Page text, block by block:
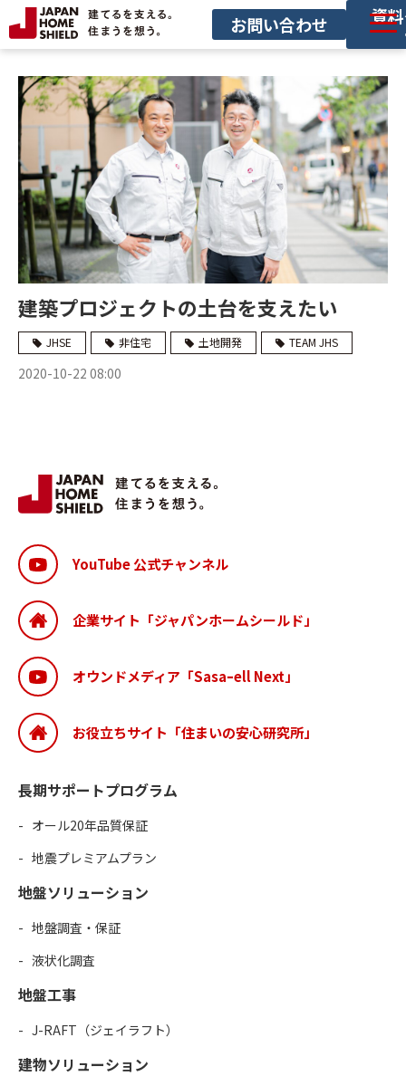
お問い合わせ 資
導入事例
セミナー
お役立ち情報
サービス利用の流れ
建築プロジェクトの土台を支えたい
JHSE 非住宅 土地開発 TEAM JHS
2020-10-22 08:00
YouTube 公式チャンネル
企業サイト「ジャパンホームシールド」
オウンドメディア「Sasaｰell Next」
お役立ちサイト「住まいの安心研究所」
長期サポートプログラム
オール20年品質保証
地震プレミアムプラン
地盤ソリューション
地盤調査・保証
液状化調査
地盤工事
J-RAFT（ジェイラフト）
建物ソリューション